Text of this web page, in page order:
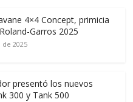
4×4 Concept, primicia
Garros 2025
de 2025
presentó los nuevos
300 y Tank 500